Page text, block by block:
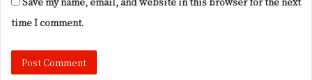
time I comment.